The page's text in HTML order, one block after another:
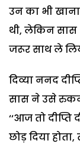
उन का भी खाना
थी, लेकिन सास
जरूर साथ ले
दिव्या ननद
सास ने उसे रुकने
‘‘आज तो
छोड़ दिया